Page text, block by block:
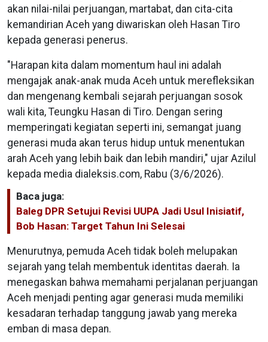
akan nilai-nilai perjuangan, martabat, dan cita-cita
kemandirian Aceh yang diwariskan oleh Hasan Tiro
kepada generasi penerus.
"Harapan kita dalam momentum haul ini adalah
mengajak anak-anak muda Aceh untuk merefleksikan
dan mengenang kembali sejarah perjuangan sosok
wali kita, Teungku Hasan di Tiro. Dengan sering
memperingati kegiatan seperti ini, semangat juang
generasi muda akan terus hidup untuk menentukan
arah Aceh yang lebih baik dan lebih mandiri," ujar Azilul
kepada media dialeksis.com, Rabu (3/6/2026).
Baca juga:
Baleg DPR Setujui Revisi UUPA Jadi Usul Inisiatif,
Bob Hasan: Target Tahun Ini Selesai
Menurutnya, pemuda Aceh tidak boleh melupakan
sejarah yang telah membentuk identitas daerah. Ia
menegaskan bahwa memahami perjalanan perjuangan
Aceh menjadi penting agar generasi muda memiliki
kesadaran terhadap tanggung jawab yang mereka
emban di masa depan.